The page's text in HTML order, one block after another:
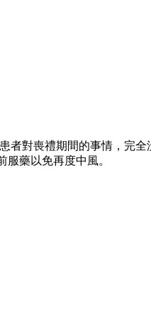
者對喪禮期間的事情，完
藥以免再度中風。